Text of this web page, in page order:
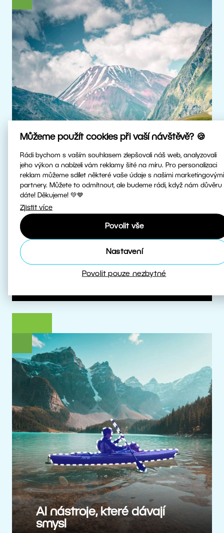
Můžeme použít cookies při vaší návštěvě? 🍪
Rádi bychom s vaším souhlasem zlepšovali náš web, analyzovali
jeho výkon a nabízeli vám reklamy šité na míru. Pro personalizaci
reklam můžeme sdílet některé vaše údaje s našimi marketingovými
partnery. Můžete to odmítnout, ale budeme rádi, když nám důvěru
dáte! Děkujeme! 💚💙
Zjistit více
Povolit vše
Nastavení
Povolit pouze nezbytné
Skutečné HDR
Upravujte HDR fotky v nejvyšší kvalitě.
Patříme mezi první fotoeditory na světě,
Více o HDR
AI nástroje, které dávají
smysl